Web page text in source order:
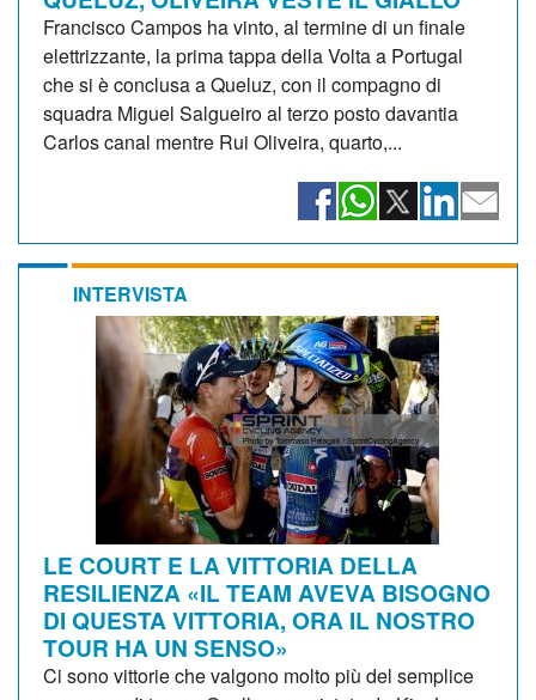
Francisco Campos ha vinto, al termine di un finale
elettrizzante, la prima tappa della Volta a Portugal
che si è conclusa a Queluz, con il compagno di
squadra Miguel Salgueiro al terzo posto davantia
Carlos canal mentre Rui Oliveira, quarto,...
INTERVISTA
LE COURT E LA VITTORIA DELLA
RESILIENZA «IL TEAM AVEVA BISOGNO
DI QUESTA VITTORIA, ORA IL NOSTRO
TOUR HA UN SENSO»
Ci sono vittorie che valgono molto più del semplice